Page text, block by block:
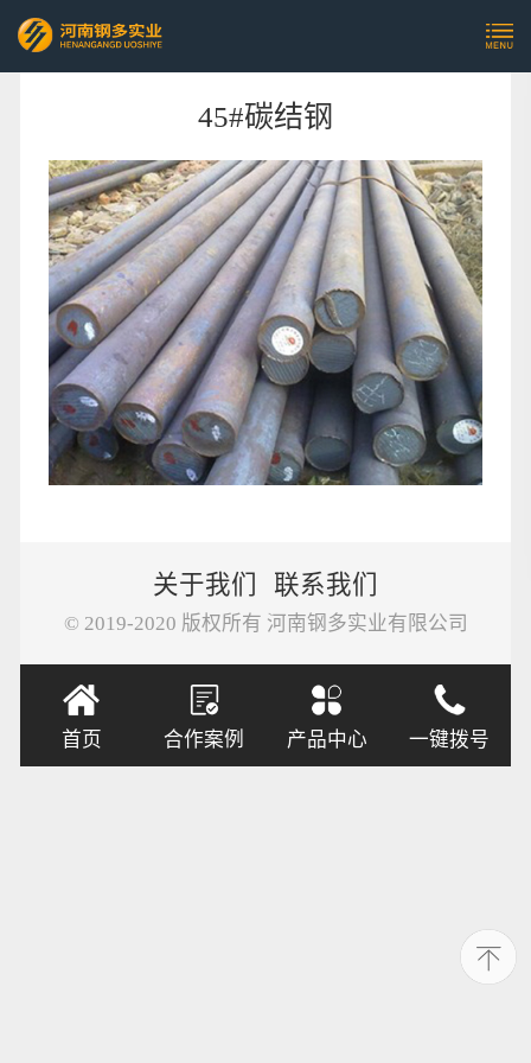
45#碳结钢
关于我们 联系我们
© 2019-2020 版权所有 河南钢多实业有限公司
首页 合作案例 产品中心 一键拨号